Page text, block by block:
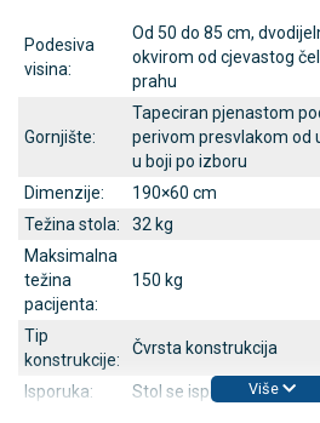
Podesiva
visina:
Od 50 do 85 cm,
okvirom od cjevastog
prahu
Gornjište:
Tapeciran pjenastom
perivom presvlakom od
u boji po izboru
Dimenzije:
190×60 cm
Težina stola:
32 kg
Maksimalna
težina
pacijenta:
150 kg
Tip
konstrukcije:
Čvrsta konstrukcija
Isporuka: Stol se isporučuje
Više